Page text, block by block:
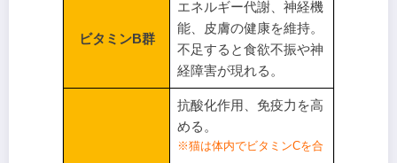
ビタミンB群
エネルギー代謝、神経機
能、皮膚の健康を維持。
不足すると食欲不振や神
経障害が現れる。
抗酸化作用、免疫力を高
める。
※猫は体内でビタミンCを合